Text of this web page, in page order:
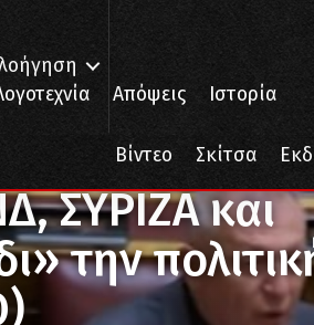
Απόψεις Ιστορία
Βίντεο Σκίτσα
«βγάζουν λάδι» την πολιτική των
ΣΥΡΙΖΑ και
την